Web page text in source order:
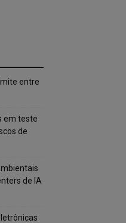
entre
em teste
de
de IA